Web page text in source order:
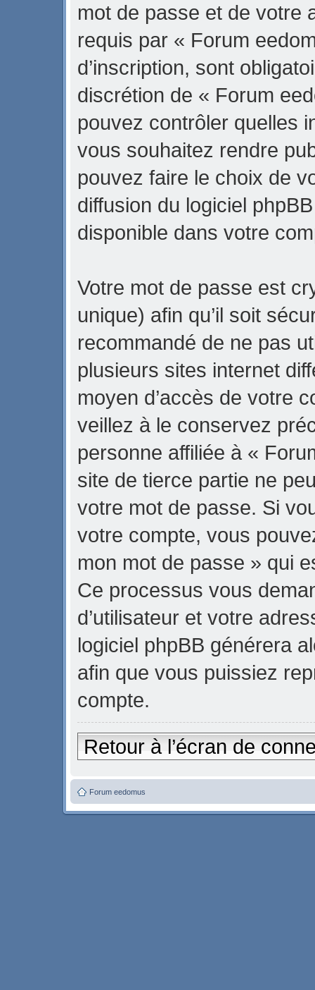
mot de passe et de votre
requis par « Forum
d’inscription, sont
discrétion de « Forum
pouvez contrôler quelles
vous souhaitez rendre
pouvez faire le choix de
diffusion du logiciel
disponible dans votre
Votre mot de passe est
unique) afin qu’il soit
recommandé de ne pas
plusieurs sites internet
moyen d’accès de votre
veillez à le conservez
personne affiliée à «
site de tierce partie ne
votre mot de passe. Si
votre compte, vous
mon mot de passe » qui
Ce processus vous
d’utilisateur et votre
logiciel phpBB générera
afin que vous puissiez
compte.
Retour à l’écran de
Forum eedomus